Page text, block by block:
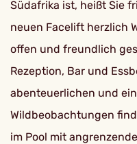
Südafrika ist, heißt Sie
neuen Facelift herzlich
offen und freundlich
Rezeption, Bar und
abenteuerlichen und
Wildbeobachtungen
im Pool mit